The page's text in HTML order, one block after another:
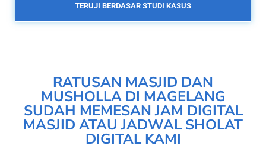
TERUJI BERDASAR STUDI KASUS
RATUSAN MASJID DAN
MUSHOLLA DI MAGELANG
SUDAH MEMESAN JAM DIGITAL
MASJID ATAU JADWAL SHOLAT
DIGITAL KAMI